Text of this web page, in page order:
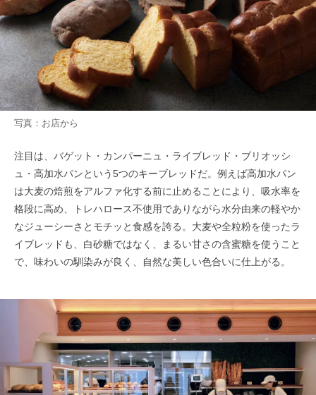
写真：お店から
注目は、バゲット・カンパーニュ・ライブレッド・ブリオッシ
ュ・高加水パンという5つのキーブレッドだ。例えば高加水パン
は大麦の焙煎をアルファ化する前に止めることにより、吸水率を
格段に高め、トレハロース不使用でありながら水分由来の軽やか
なジューシーさとモチッと食感を誇る。大麦や全粒粉を使ったラ
イブレッドも、白砂糖ではなく、まるい甘さの含蜜糖を使うこと
で、味わいの馴染みが良く、自然な美しい色合いに仕上がる。